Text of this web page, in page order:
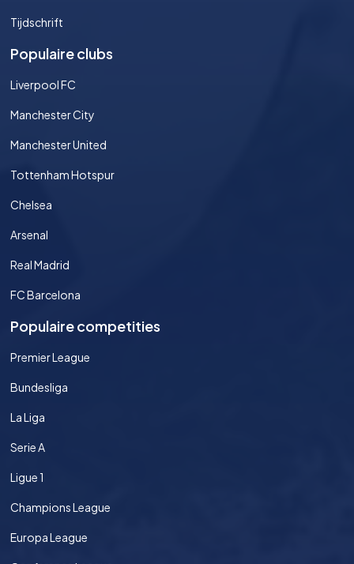
Tijdschrift
Populaire clubs
Liverpool FC
Manchester City
Manchester United
Tottenham Hotspur
Chelsea
Arsenal
Real Madrid
FC Barcelona
Populaire competities
Premier League
Bundesliga
La Liga
Serie A
Ligue 1
Champions League
Europa League